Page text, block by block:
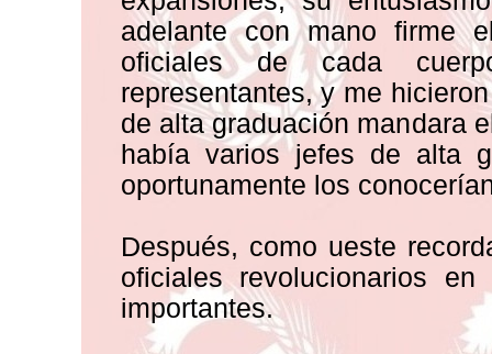
adelante con mano firme
oficiales de cada
representantes, y me
de alta graduación mandara
había varios jefes de alta
oportunamente los
Después, como ueste
oficiales revolucionarios
importantes.